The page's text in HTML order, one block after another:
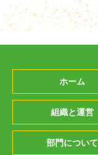
ホーム
組織と運営
部門について